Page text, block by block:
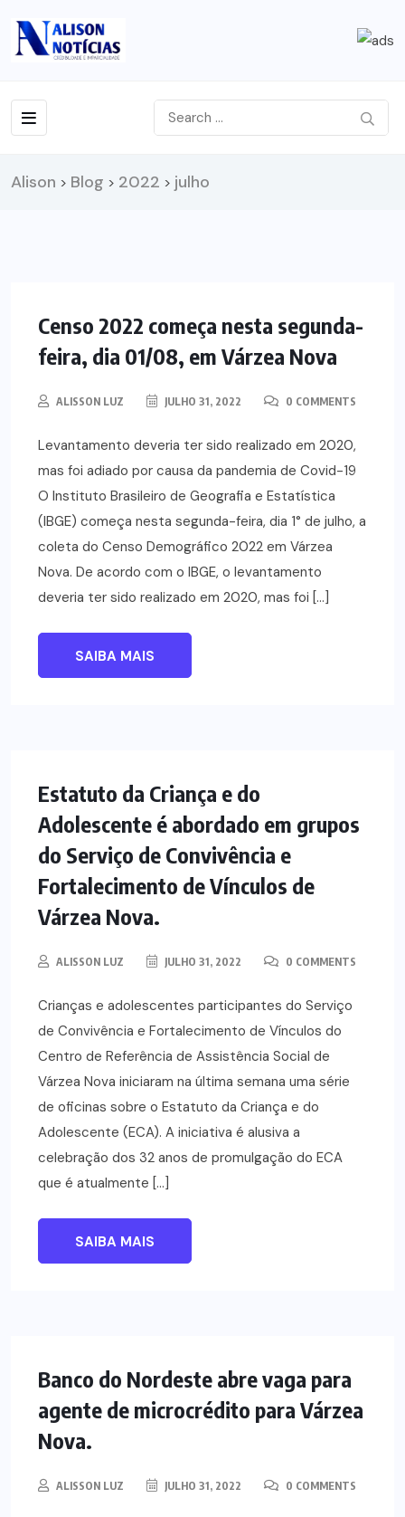
Alison > Blog > 2022 > julho
NOTÍCIAS
Censo 2022 começa nesta segunda-
feira, dia 01/08, em Várzea Nova
ALISSON LUZ JULHO 31, 2022 0 COMMENTS
Levantamento deveria ter sido realizado em 2020,
mas foi adiado por causa da pandemia de Covid-19
O Instituto Brasileiro de Geografia e Estatística
(IBGE) começa nesta segunda-feira, dia 1° de julho, a
coleta do Censo Demográfico 2022 em Várzea
Nova. De acordo com o IBGE, o levantamento
deveria ter sido realizado em 2020, mas foi […]
SAIBA MAIS
Estatuto da Criança e do
Adolescente é abordado em grupos
do Serviço de Convivência e
Fortalecimento de Vínculos de
Várzea Nova.
ALISSON LUZ JULHO 31, 2022 0 COMMENTS
Crianças e adolescentes participantes do Serviço
de Convivência e Fortalecimento de Vínculos do
Centro de Referência de Assistência Social de
Várzea Nova iniciaram na última semana uma série
de oficinas sobre o Estatuto da Criança e do
Adolescente (ECA). A iniciativa é alusiva a
celebração dos 32 anos de promulgação do ECA
que é atualmente […]
SAIBA MAIS
Banco do Nordeste abre vaga para
agente de microcrédito para Várzea
Nova.
ALISSON LUZ JULHO 31, 2022 0 COMMENTS